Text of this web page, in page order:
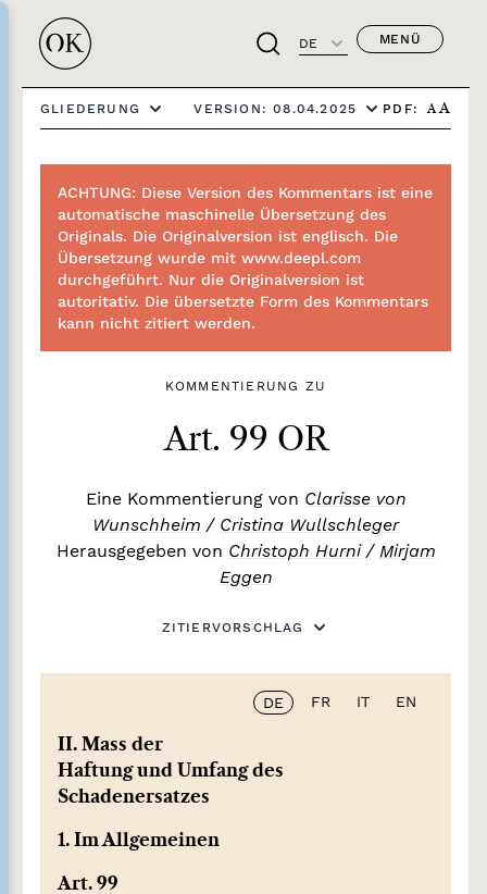
DE MENÜ
GLIEDERUNG VERSION: 08.04.2025 PDF: A A
ACHTUNG: Diese Version des Kommentars ist eine
automatische maschinelle Übersetzung des
Originals. Die Originalversion ist englisch. Die
Übersetzung wurde mit www.deepl.com
durchgeführt. Nur die Originalversion ist
autoritativ. Die übersetzte Form des Kommentars
kann nicht zitiert werden.
KOMMENTIERUNG ZU
Art. 99 OR
Eine Kommentierung von Clarisse von
Wunschheim / Cristina Wullschleger
Herausgegeben von Christoph Hurni/ Mirjam
Eggen
ZITIERVORSCHLAG
DE FR IT EN
II. Mass der
Haftung und Umfang des
Schadenersatzes
1. Im Allgemeinen
Art. 99